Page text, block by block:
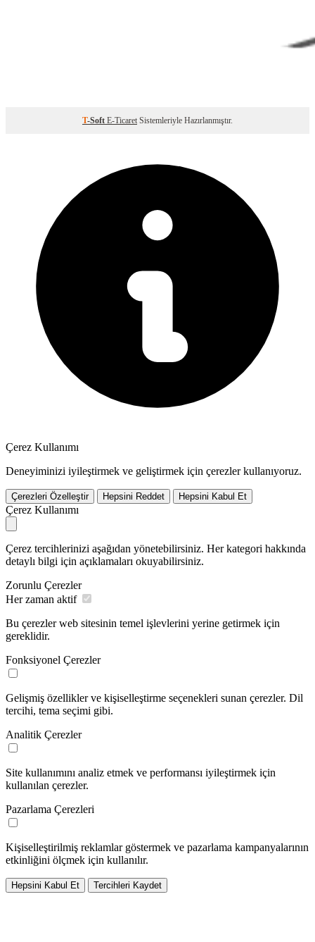
T-Soft E-Ticaret Sistemleriyle Hazırlanmıştır.
Çerez Kullanımı
Deneyiminizi iyileştirmek ve geliştirmek için çerezler kullanıyoruz.
Çerezleri Özelleştir Hepsini Reddet Hepsini Kabul Et
Çerez Kullanımı
Çerez tercihlerinizi aşağıdan yönetebilirsiniz. Her kategori hakkında
detaylı bilgi için açıklamaları okuyabilirsiniz.
Zorunlu Çerezler
Her zaman aktif
Bu çerezler web sitesinin temel işlevlerini yerine getirmek için
gereklidir.
Fonksiyonel Çerezler
Gelişmiş özellikler ve kişiselleştirme seçenekleri sunan çerezler. Dil
tercihi, tema seçimi gibi.
Analitik Çerezler
Site kullanımını analiz etmek ve performansı iyileştirmek için
kullanılan çerezler.
Pazarlama Çerezleri
Kişiselleştirilmiş reklamlar göstermek ve pazarlama kampanyalarının
etkinliğini ölçmek için kullanılır.
Hepsini Kabul Et Tercihleri Kaydet